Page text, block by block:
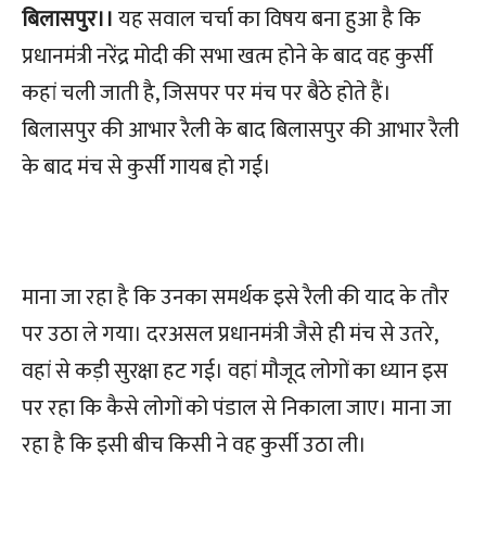
बिलासपुर।।यह सवाल चर्चा का विषय बना हुआ है कि
प्रधानमंत्री नरेंद्र मोदी की सभा खत्म होने के बाद वह कुर्सी
कहां चली जाती है, जिसपर पर मंच पर बैठे होते हैं।
बिलासपुर की आभार रैली के बाद बिलासपुर की आभार रैली
के बाद मंच से कुर्सी गायब हो गई।
माना जा रहा है कि उनका समर्थक इसे रैली की याद के तौर
पर उठा ले गया। दरअसल प्रधानमंत्री जैसे ही मंच से उतरे,
वहां से कड़ी सुरक्षा हट गई। वहां मौजूद लोगों का ध्यान इस
पर रहा कि कैसे लोगों को पंडाल से निकाला जाए। माना जा
रहा है कि इसी बीच किसी ने वह कुर्सी उठा ली।